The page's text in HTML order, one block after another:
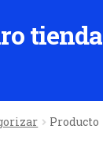
tienda
Producto